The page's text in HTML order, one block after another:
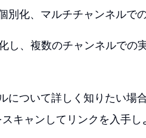
別化、マルチチャンネルで
し、複数のチャンネルでの
について詳しく知りたい場
キャンしてリンクを入手し